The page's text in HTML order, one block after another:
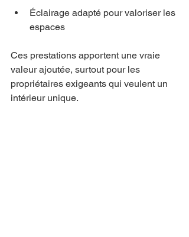
Éclairage adapté pour valoriser les
espaces
Ces prestations apportent une vraie
valeur ajoutée, surtout pour les
propriétaires exigeants qui veulent un
intérieur unique.